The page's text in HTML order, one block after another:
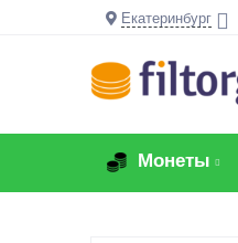
Екатеринбург
Монеты